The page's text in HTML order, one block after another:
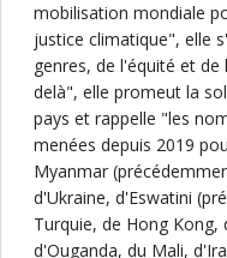
mobilisation mondiale
justice climatique", elle
genres, de l'équité et
delà", elle promeut la
pays et rappelle "les
menées depuis 2019
Myanmar
d'Ukraine, d'Eswatini
Turquie, de Hong Kong,
d'Ouganda, du Mali,